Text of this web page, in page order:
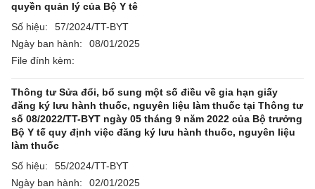
quyền quản lý của Bộ Y tê
Số hiệu:
57/2024/TT-BYT
Ngày ban hành:
08/01/2025
File đính kèm:
Thông tư Sửa đổi, bổ sung một số điều về gia hạn giấy
đăng ký lưu hành thuốc, nguyên liệu làm thuốc tại Thông tư
số 08/2022/TT-BYT ngày 05 tháng 9 năm 2022 của Bộ trưởng
Bộ Y tế quy định việc đăng ký lưu hành thuốc, nguyên liệu
làm thuốc
Số hiệu:
55/2024/TT-BYT
Ngày ban hành:
02/01/2025